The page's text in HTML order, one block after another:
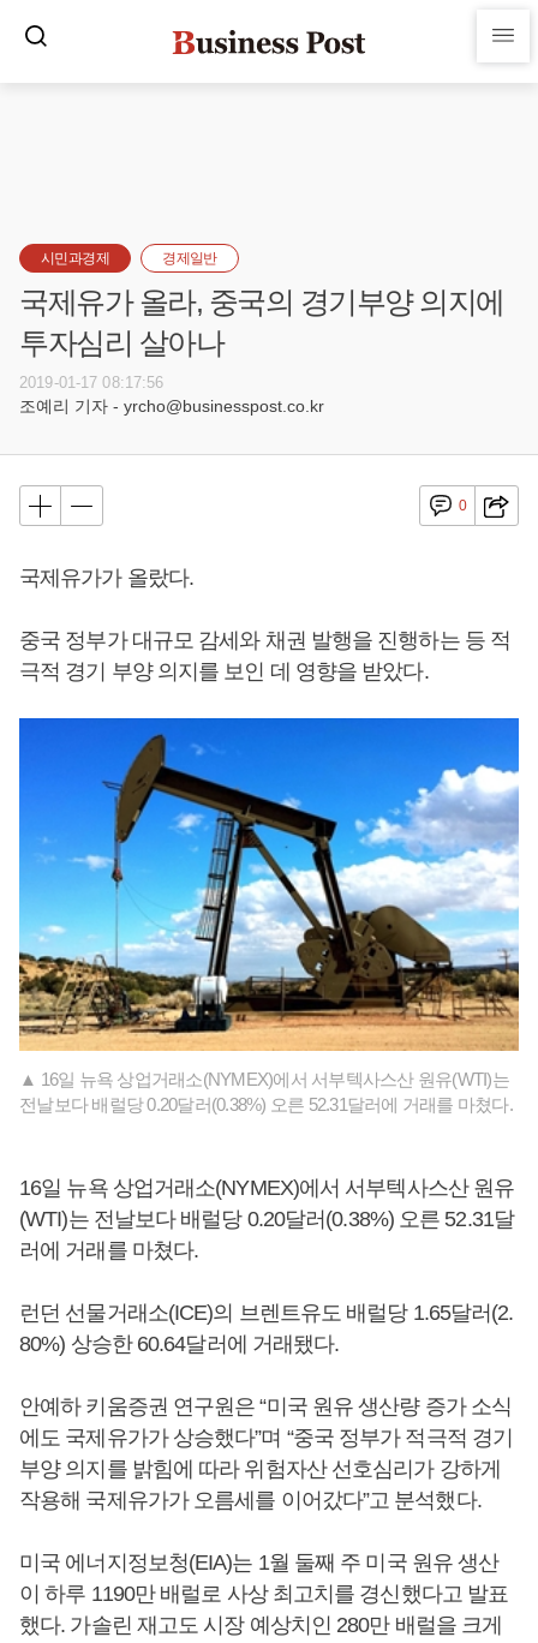
시민과경제 경제일반
국제유가 올라, 중국의 경기부양 의지에
투자심리 살아나
2019-01-17 08:17:56
조예리 기자 - yrcho@businesspost.co.kr
0
국제유가가 올랐다.
중국 정부가 대규모 감세와 채권 발행을 진행하는 등 적
극적 경기 부양 의지를 보인 데 영향을 받았다.
▲ 16일 뉴욕 상업거래소(NYMEX)에서 서부텍사스산 원유(WTI)는
전날보다 배럴당 0.20달러(0.38%) 오른 52.31달러에 거래를 마쳤다.
16일 뉴욕 상업거래소(NYMEX)에서 서부텍사스산 원유
(WTI)는 전날보다 배럴당 0.20달러(0.38%) 오른 52.31달
러에 거래를 마쳤다.
런던 선물거래소(ICE)의 브렌트유도 배럴당 1.65달러(2.
80%) 상승한 60.64달러에 거래됐다.
안예하 키움증권 연구원은 “미국 원유 생산량 증가 소식
에도 국제유가가 상승했다”며 “중국 정부가 적극적 경기
부양 의지를 밝힘에 따라 위험자산 선호심리가 강하게
작용해 국제유가가 오름세를 이어갔다”고 분석했다.
미국 에너지정보청(EIA)는 1월 둘째 주 미국 원유 생산
이 하루 1190만 배럴로 사상 최고치를 경신했다고 발표
했다. 가솔린 재고도 시장 예상치인 280만 배럴을 크게